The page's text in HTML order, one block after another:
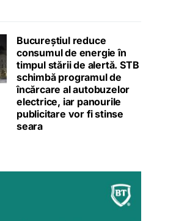
Bucureștiul reduce
consumul de energie în
timpul stării de alertă. STB
schimbă programul de
încărcare al autobuzelor
electrice, iar panourile
publicitare vor fi stinse
seara